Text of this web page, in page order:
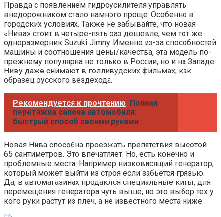
Правда с появлением гидроусилителя управлять
внедорожником стало намного проще. Особенно в
городских условиях. Также не забывайте, что новая
«Нива» стоит в четыре-пять раз дешевле, чем тот же
одноразмерник Suzuki Jimny. Именно из-за способностей
машины и соотношения цены/качества, эта модель по-
прежнему популярна не только в России, но и на Западе.
Ниву даже снимают в голливудских фильмах, как
образец русского вездехода.
Рекомендуется к прочтению Полная
перетяжка салона автомобиля:
быстрый способ своими руками
Новая Нива способна проезжать препятствия высотой
65 сантиметров. Это впечатляет. Но, есть конечно и
проблемные места. Например низковисящий генератор,
который может выйти из строя если забьется грязью.
Да, в автомагазинах продаются специальные киты, для
перемещения генератора чуть выше, но это выбор тех у
кого руки растут из плеч, а не известного места ниже.